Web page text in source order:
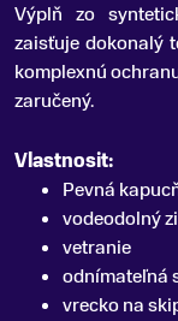
Výplň zo
zaisťuje dokonalý
komplexnú
zaručený.
Vlastnosit:
Pevná
vodeodolný
vetranie
odnímateľná
vrecko na